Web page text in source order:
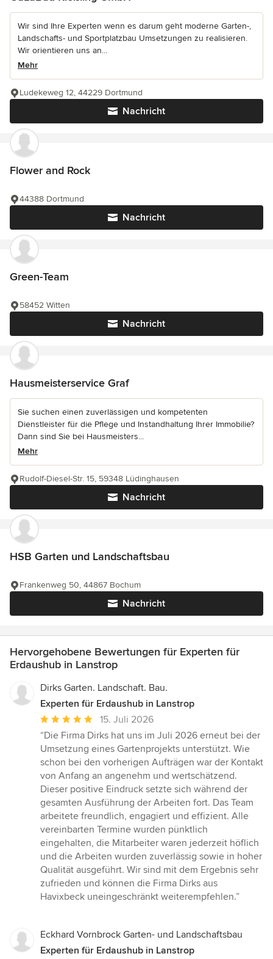
Wir sind Ihre Experten wenn es darum geht moderne Garten-,
Landschafts- und Sportplatzbau Umsetzungen zu realisieren.
Wir orientieren uns an...
Mehr
Nachricht
Ludekeweg 12, 44229 Dortmund
Flower and Rock
Nachricht
44388 Dortmund
Green-Team
Nachricht
58452 Witten
Hausmeisterservice Graf
Sie suchen einen zuverlässigen und kompetenten
Dienstleister für die Pflege und Instandhaltung Ihrer Immobilie?
Dann sind Sie bei Hausmeisters...
Mehr
Nachricht
Rudolf-Diesel-Str. 15, 59348 Lüdinghausen
HSB Garten und Landschaftsbau
Nachricht
Frankenweg 50, 44867 Bochum
Hervorgehobene Bewertungen für Experten für
Erdaushub in Lanstrop
Dirks Garten. Landschaft. Bau.
Experten für Erdaushub in Lanstrop
Durchschnittliche
Bewertung:
5
von
5
Sternen
15. Juli 2026
“Die Firma Dirks hat uns im Juli 2026 erneut bei der
Umsetzung eines Gartenprojekts unterstützt. Wie
schon bei den vorherigen Aufträgen war der Kontakt
von Anfang an angenehm und wertschätzend.
Dieser positive Eindruck setzte sich während der
gesamten Ausführung der Arbeiten fort. Das Team
arbeitete freundlich, engagiert und effizient. Alle
vereinbarten Termine wurden pünktlich
eingehalten, die Mitarbeiter waren jederzeit höflich
und die Arbeiten wurden zuverlässig sowie in hoher
Qualität ausgeführt. Wir sind mit dem Ergebnis sehr
zufrieden und können die Firma Dirks aus
Havixbeck uneingeschränkt weiterempfehlen.”
Eckhard Vornbrock Garten- und Landschaftsbau
Experten für Erdaushub in Lanstrop